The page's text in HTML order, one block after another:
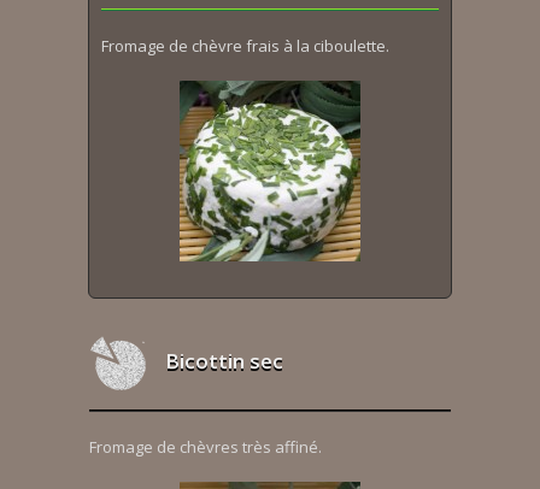
Fromage de chèvre frais à la ciboulette.
Bicottin sec
Fromage de chèvres très affiné.